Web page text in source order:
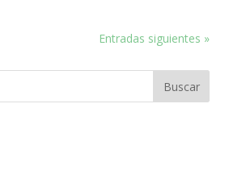
Entradas siguientes »